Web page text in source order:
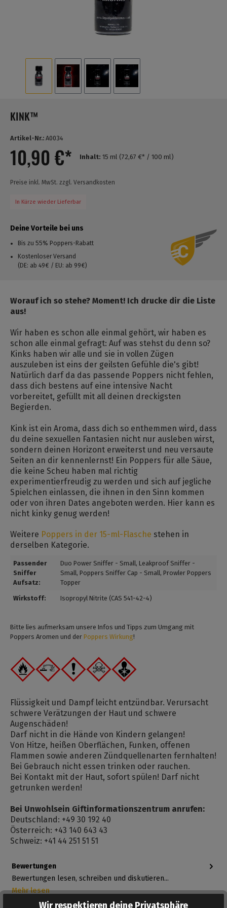
KINK™
Artikel-Nr.: A0034
10,90 €* Inhalt: 15 ml (72,67 €* / 100 ml)
Preise inkl. MwSt. zzgl. Versandkosten
In Kürze wieder Lieferbar
Deine Vorteile bei uns
Bis zu 55% Poppers-Rabatt
Kostenloser Versand
(DE: ab 49€ / EU: ab 99€)
Worauf ich so stehe? Moment! Ich drucke dir die Liste
aus!
Wir haben es schon alle einmal gehört, wir haben es
schon alle einmal gefragt: Auf was stehst du denn so?
Kinks haben wir alle und sie in vollen Zügen
auszuleben ist eins der geilsten Gefühle die's gibt!
Natürlich darf da das passende Poppers nicht fehlen,
dass dich bestens auf eine intensive Nacht
vorbereitet, gefüllt mit all deinen dreckigsten
Begierden.
Kink ist ein Aroma, dass dich so enthemmen wird, dass
du deine sexuellen Fantasien nicht nur ausleben wirst,
sondern deinen Horizont erweiterst und neu versaute
Seiten an dir kennenlernst! Ein Poppers für alle Säue,
die keine Scheu haben mal richtig
experimentierfreudig zu werden und sich auf jegliche
Spielchen einlassen, die ihnen in den Sinn kommen
oder von ihren Dates angeboten werden. Hier kann es
nicht kinky genug werden!
Weitere Poppers in der 15-ml-Flasche stehen in
derselben Kategorie.
Passender
Sniffer
Aufsatz:
Duo Power Sniffer - Small, Leakproof Sniffer -
Small, Poppers Sniffer Cap - Small, Prowler Poppers
Topper
Wirkstoff: Isopropyl Nitrite (CAS 541-42-4)
Bitte lies aufmerksam unsere Infos und Tipps zum Umgang mit
Poppers Aromen und der Poppers Wirkung!
Flüssigkeit und Dampf leicht entzündbar. Verursacht
schwere Verätzungen der Haut und schwere
Augenschäden!
Darf nicht in die Hände von Kindern gelangen!
Von Hitze, heißen Oberflächen, Funken, offenen
Flammen sowie anderen Zündquellenarten fernhalten!
Bei Gebrauch nicht essen trinken oder rauchen.
Bei Kontakt mit der Haut, sofort spülen! Darf nicht
getrunken werden!
Bei Unwohlsein Giftinformationszentrum anrufen:
Deutschland: +49 30 192 40
Österreich: +43 140 643 43
Schweiz: +41 44 251 51 51
Bewertungen
Bewertungen lesen, schreiben und diskutieren...
Mehr lesen
Wir respektieren deine Privatsphäre